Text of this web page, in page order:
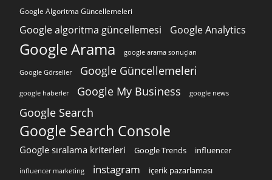
Google Algoritma Güncellemeleri
Google algoritma güncellemesi Google Analytics
Google Arama google arama sonuçları
Google Görseller Google Güncellemeleri
google haberler Google My Business google news
Google Search
Google Search Console
Google sıralama kriterleri Google Trends influencer
influencer marketing instagram içerik pazarlaması